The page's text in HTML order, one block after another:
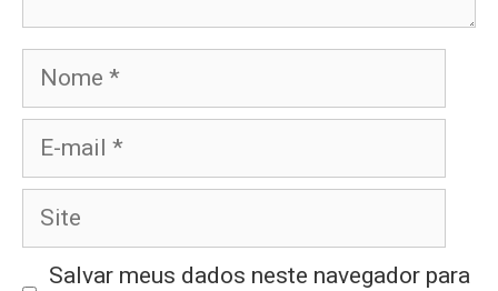
Nome
Site
Salvar meus dados neste navegador para